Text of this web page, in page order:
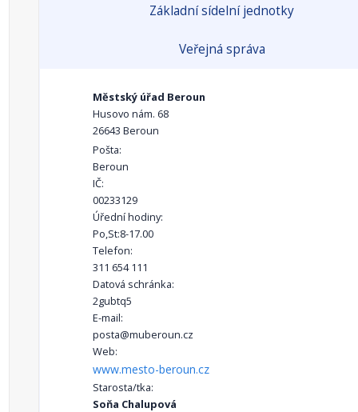
Základní sídelní jednotky
Veřejná správa
Městský úřad Beroun
Husovo nám. 68
26643 Beroun
Pošta:
Beroun
IČ:
00233129
Úřední hodiny:
Po,St:8-17.00
Telefon:
311 654 111
Datová schránka:
2gubtq5
E-mail:
posta@muberoun.cz
Web:
www.mesto-beroun.cz
Starosta/tka:
Soňa Chalupová